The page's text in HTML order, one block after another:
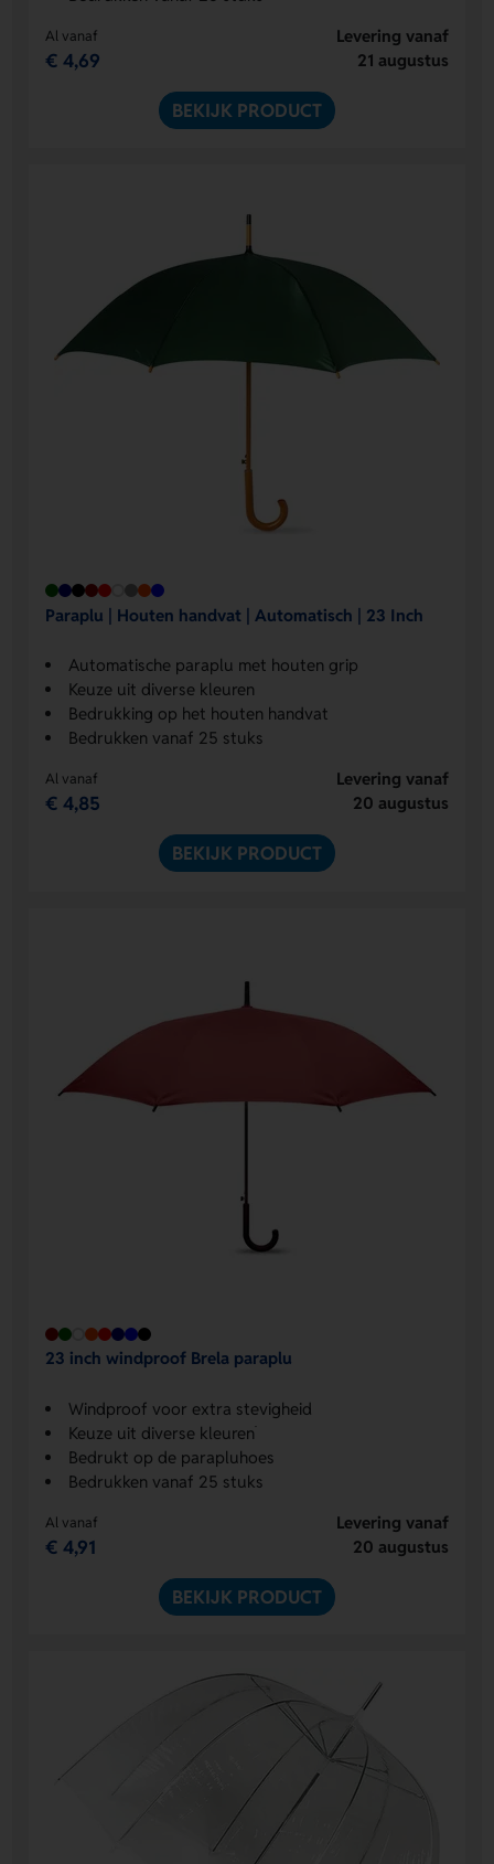
Al vanaf
€ 4,69
Levering vanaf
21 augustus
BEKIJK PRODUCT
Paraplu | Houten handvat | Automatisch | 23 Inch
Automatische paraplu met houten grip
Keuze uit diverse kleuren
Bedrukking op het houten handvat
Bedrukken vanaf 25 stuks
Al vanaf
€ 4,85
Levering vanaf
20 augustus
BEKIJK PRODUCT
23 inch windproof Brela paraplu
Windproof voor extra stevigheid
Keuze uit diverse kleuren࣪
Bedrukt op de parapluhoes
Bedrukken vanaf 25 stuks
Al vanaf
€ 4,91
Levering vanaf
20 augustus
BEKIJK PRODUCT